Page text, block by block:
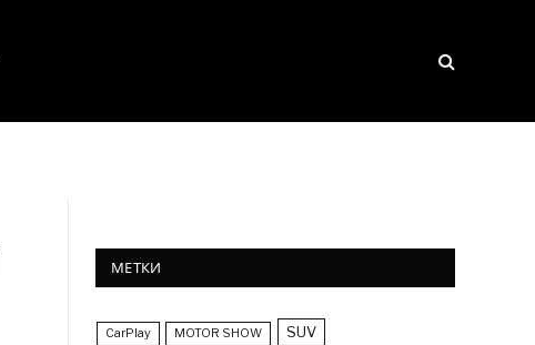
МЕТКИ
CarPlay MOTOR SHOW
SUV